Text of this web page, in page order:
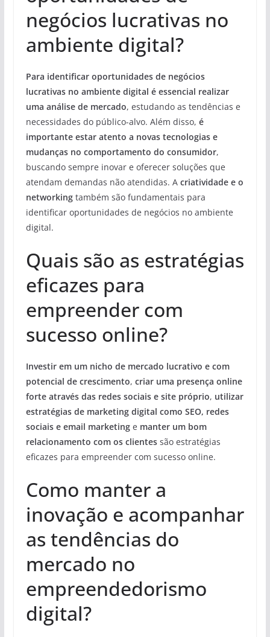
negócios lucrativas no
ambiente digital?
Para identificar oportunidades de negócios
lucrativas no ambiente digital é essencial realizar
uma análise de mercado, estudando as tendências e
necessidades do público-alvo. Além disso, é
importante estar atento a novas tecnologias e
mudanças no comportamento do consumidor,
buscando sempre inovar e oferecer soluções que
atendam demandas não atendidas. A criatividade e o
networkingtambém são fundamentais para
identificar oportunidades de negócios no ambiente
digital.
Quais são as estratégias
eficazes para
empreender com
sucesso online?
Investir em um nicho de mercado lucrativo e com
potencial de crescimento, criar uma presença online
forte através das redes sociais e site próprio, utilizar
estratégias de marketing digital como SEO, redes
sociais e email marketinge manter um bom
relacionamento com os clientessão estratégias
eficazes para empreender com sucesso online.
Como manter a
inovação e acompanhar
as tendências do
mercado no
empreendedorismo
digital?